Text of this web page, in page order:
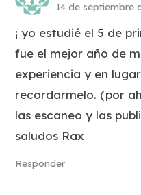
14 de septiembre
¡ yo estudié el 5 de
fue el mejor año de
experiencia y en
recordarmelo. (por
las escaneo y las
saludos Rax
Responder